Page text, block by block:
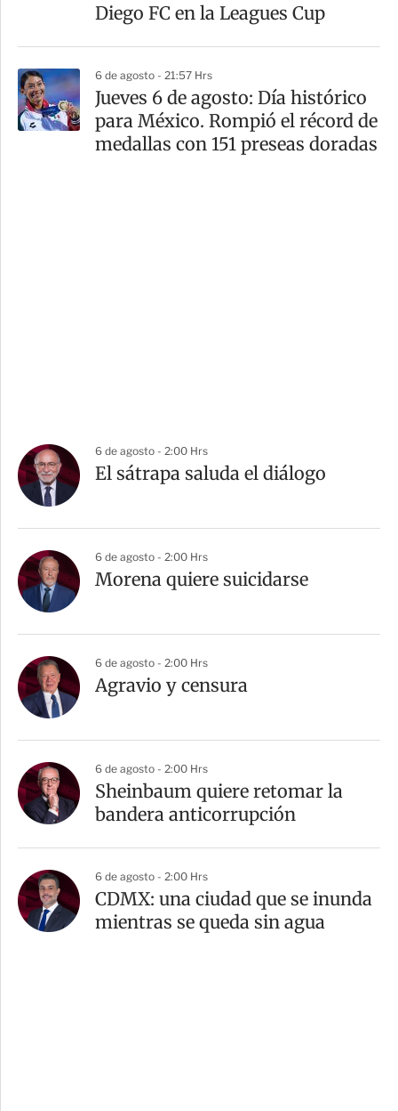
Diego FC en la Leagues Cup
6 de agosto - 21:57 Hrs
Jueves 6 de agosto: Día histórico
para México. Rompió el récord de
medallas con 151 preseas doradas
6 de agosto - 2:00 Hrs
El sátrapa saluda el diálogo
6 de agosto - 2:00 Hrs
Morena quiere suicidarse
6 de agosto - 2:00 Hrs
Agravio y censura
6 de agosto - 2:00 Hrs
Sheinbaum quiere retomar la
bandera anticorrupción
6 de agosto - 2:00 Hrs
CDMX: una ciudad que se inunda
mientras se queda sin agua